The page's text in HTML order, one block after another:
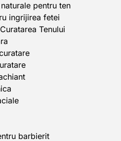
pentru ten
ingrijirea fetei
Tenului
barbierit